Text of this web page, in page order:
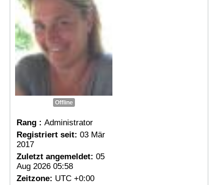
Offline
Rang : Administrator
Registriert seit: 03 Mär
2017
Zuletzt angemeldet: 05
Aug 2026 05:58
Zeitzone: UTC +0:00